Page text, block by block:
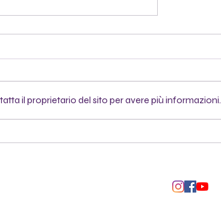
e dei
il proprietario del sito per avere più informazioni.